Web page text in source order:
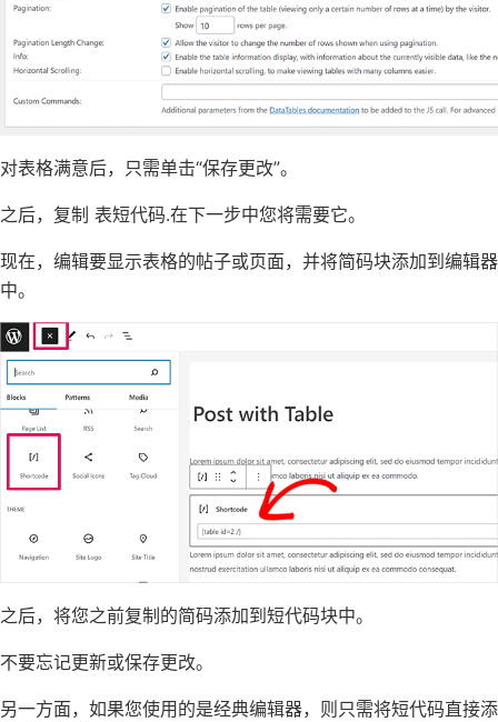
对表格满意后，只需单击“保存更改”。
之后，复制 表短代码.在下一步中您将需要它。
现在，编辑要显示表格的帖子或页面，并将简码块添加到编辑器
中。
之后，将您之前复制的简码添加到短代码块中。
不要忘记更新或保存更改。
另一方面，如果您使用的是经典编辑器，则只需将短代码直接添